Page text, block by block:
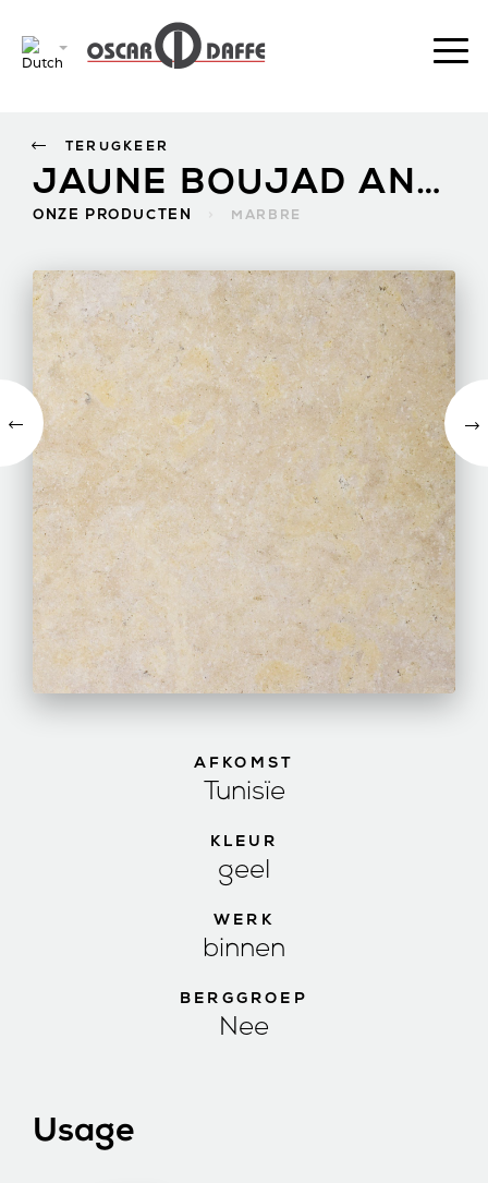
JAUNE BOUJAD ANTIQUE
ONZE PRODUCTEN MARBRE
TERUGKEER
AFKOMST
Tunisïe
KLEUR
geel
WERK
binnen
BERGGROEP
Nee
Usage